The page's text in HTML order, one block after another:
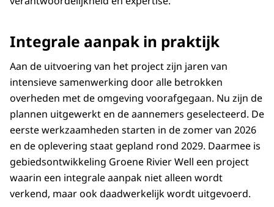
Integrale aanpak in praktijk
Aan de uitvoering van het project zijn jaren van
intensieve samenwerking door alle betrokken
overheden met de omgeving voorafgegaan. Nu zijn de
plannen uitgewerkt en de aannemers geselecteerd. De
eerste werkzaamheden starten in de zomer van 2026
en de oplevering staat gepland rond 2029. Daarmee is
gebiedsontwikkeling Groene Rivier Well een project
waarin een integrale aanpak niet alleen wordt
verkend, maar ook daadwerkelijk wordt uitgevoerd.